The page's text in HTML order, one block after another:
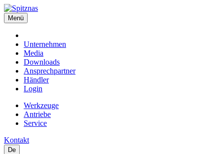
Menü
Unternehmen
Media
Downloads
Ansprechpartner
Händler
Login
Werkzeuge
Antriebe
Service
Kontakt
De